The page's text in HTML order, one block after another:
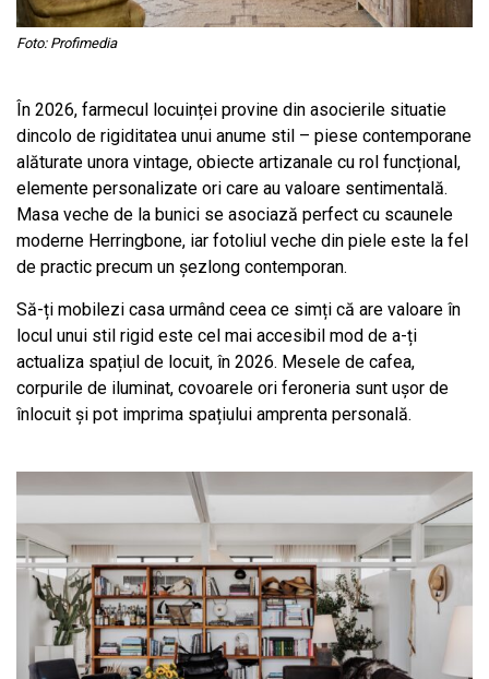
Foto: Profimedia
În 2026, farmecul locuinței provine din asocierile situatie
dincolo de rigiditatea unui anume stil – piese contemporane
alăturate unora vintage, obiecte artizanale cu rol funcțional,
elemente personalizate ori care au valoare sentimentală.
Masa veche de la bunici se asociază perfect cu scaunele
moderne Herringbone, iar fotoliul veche din piele este la fel
de practic precum un șezlong contemporan.
Să-ți mobilezi casa urmând ceea ce simți că are valoare în
locul unui stil rigid este cel mai accesibil mod de a-ți
actualiza spațiul de locuit, în 2026. Mesele de cafea,
corpurile de iluminat, covoarele ori feroneria sunt ușor de
înlocuit și pot imprima spațiului amprenta personală.